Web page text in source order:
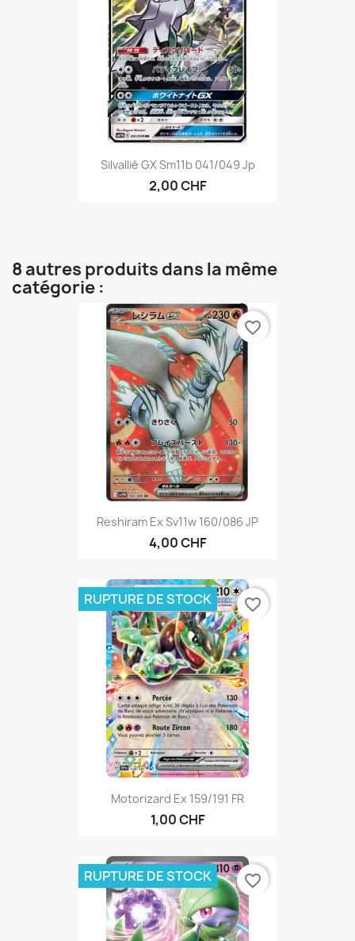
Silvallié GX Sm11b 041/049 Jp
2,00 CHF
8 autres produits dans la même
catégorie :
Reshiram Ex Sv11w 160/086 JP
4,00 CHF
favorite_border
Motorizard Ex 159/191 FR
1,00 CHF
RUPTURE DE STOCK favorite_border
RUPTURE DE STOCK favorite_border